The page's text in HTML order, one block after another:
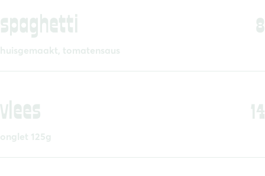
spaghetti 8
huisgemaakt, tomatensaus
vlees 14
onglet 125g